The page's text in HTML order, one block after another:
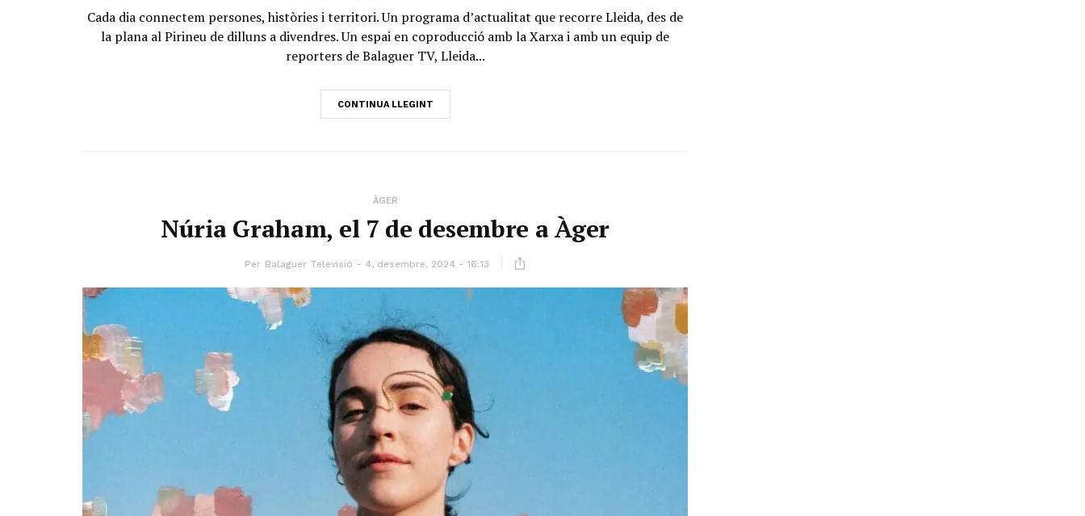
Cada dia connectem persones, històries i territori. Un programa d’actualitat que recorre Lleida, des de
la plana al Pirineu de dilluns a divendres. Un espai en coproducció amb la Xarxa i amb un equip de
reporters de Balaguer TV, Lleida...
CONTINUA LLEGINT
ÀGER
Núria Graham, el 7 de desembre a Àger
Per Balaguer Televisió 4, desembre, 2024 - 16:13